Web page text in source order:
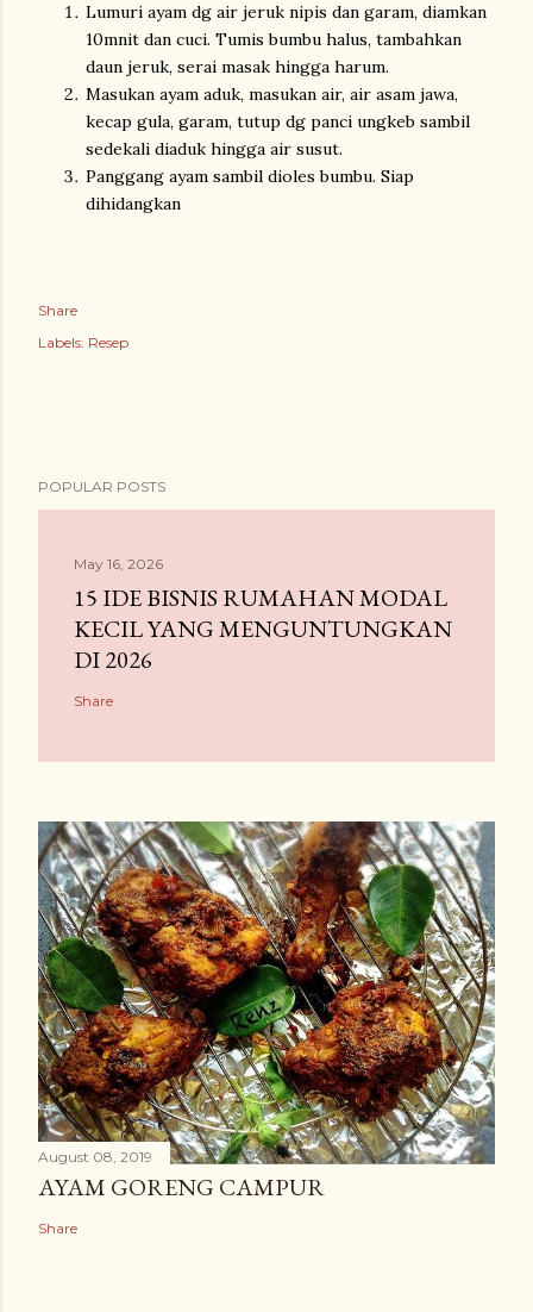
Lumuri ayam dg air jeruk nipis dan garam, diamkan
10mnit dan cuci. Tumis bumbu halus, tambahkan
daun jeruk, serai masak hingga harum.
Masukan ayam aduk, masukan air, air asam jawa,
kecap gula, garam, tutup dg panci ungkeb sambil
sedekali diaduk hingga air susut.
Panggang ayam sambil dioles bumbu. Siap
dihidangkan
Share
Labels: Resep
POPULAR POSTS
May 16, 2026
15 IDE BISNIS RUMAHAN MODAL
KECIL YANG MENGUNTUNGKAN
DI 2026
Share
August 08, 2019
AYAM GORENG CAMPUR
Share